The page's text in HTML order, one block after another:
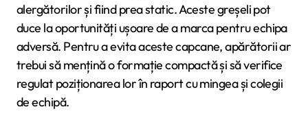
alergătorilor și fiind prea static. Aceste greșeli pot
duce la oportunități ușoare de a marca pentru echipa
adversă. Pentru a evita aceste capcane, apărătorii ar
trebui să mențină o formație compactă și să verifice
regulat poziționarea lor în raport cu mingea și colegii
de echipă.